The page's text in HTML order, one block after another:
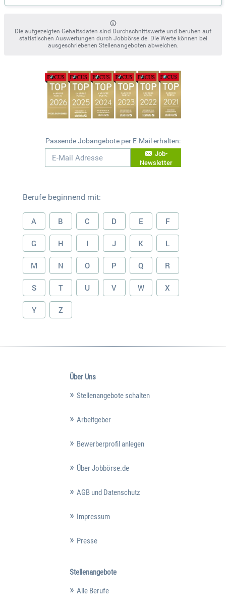
Die aufgezeigten Gehaltsdaten sind Durchschnittswerte und beruhen auf
statistischen Auswertungen durch Jobbörse.de. Die Werte können bei
ausgeschriebenen Stellenangeboten abweichen.
Passende Jobangebote per E-Mail erhalten:
Job-
Newsletter
Berufe beginnend mit:
A B C D E F
G H I J K L
M N O P Q R
S T U V W X
Y Z
Über Uns
Stellenangebote schalten
Arbeitgeber
Bewerberprofil anlegen
Über Jobbörse.de
AGB und Datenschutz
Impressum
Presse
Stellenangebote
Alle Berufe